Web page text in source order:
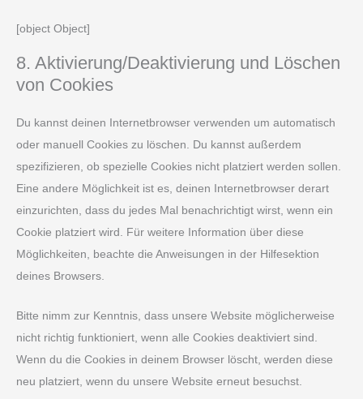
[object Object]
8. Aktivierung/Deaktivierung und Löschen
von Cookies
Du kannst deinen Internetbrowser verwenden um automatisch
oder manuell Cookies zu löschen. Du kannst außerdem
spezifizieren, ob spezielle Cookies nicht platziert werden sollen.
Eine andere Möglichkeit ist es, deinen Internetbrowser derart
einzurichten, dass du jedes Mal benachrichtigt wirst, wenn ein
Cookie platziert wird. Für weitere Information über diese
Möglichkeiten, beachte die Anweisungen in der Hilfesektion
deines Browsers.
Bitte nimm zur Kenntnis, dass unsere Website möglicherweise
nicht richtig funktioniert, wenn alle Cookies deaktiviert sind.
Wenn du die Cookies in deinem Browser löscht, werden diese
neu platziert, wenn du unsere Website erneut besuchst.